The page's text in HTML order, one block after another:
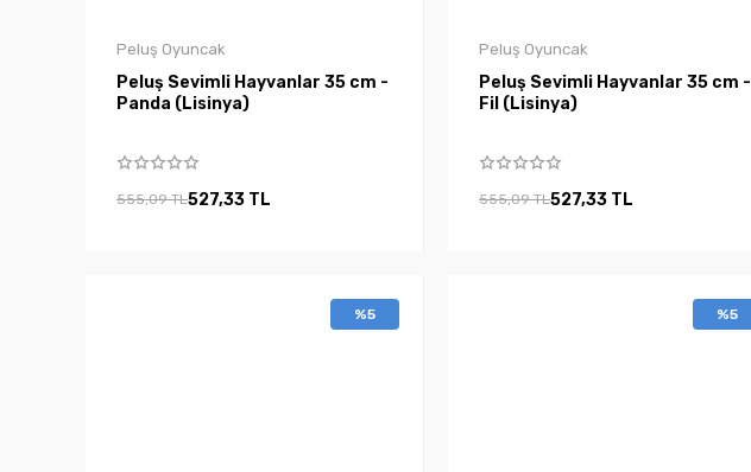
Peluş Oyuncak
Peluş Sevimli Hayvanlar 35 cm -
Panda (Lisinya)
555,09 TL527,33 TL
Peluş Oyuncak
Peluş Sevimli Hayvanlar 35 cm -
Fil (Lisinya)
555,09 TL527,33 TL
%5 %5